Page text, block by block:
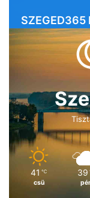
SZEGED365
41 ℃
csü
39